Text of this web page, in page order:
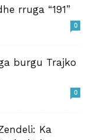
rruga “191”
0
burgu Trajko
0
Ka